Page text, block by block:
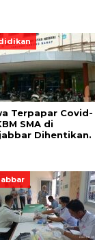
Terpapar Covid-
SMA di
Dihentikan.